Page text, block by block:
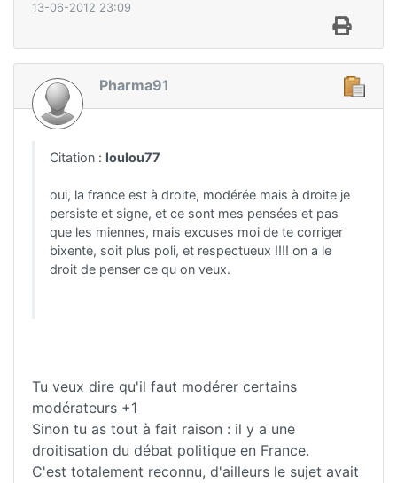
13-06-2012 23:09
Pharma91
Citation : loulou77
oui, la france est à droite, modérée mais à droite je
persiste et signe, et ce sont mes pensées et pas
que les miennes, mais excuses moi de te corriger
bixente, soit plus poli, et respectueux !!!! on a le
droit de penser ce qu on veux.
Tu veux dire qu'il faut modérer certains
modérateurs +1
Sinon tu as tout à fait raison : il y a une
droitisation du débat politique en France.
C'est totalement reconnu, d'ailleurs le sujet avait